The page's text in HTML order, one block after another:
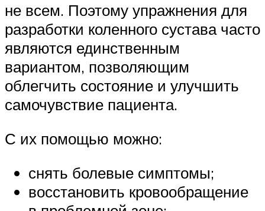
не всем. Поэтому упражнения для
разработки коленного сустава часто
являются единственным
вариантом, позволяющим
облегчить состояние и улучшить
самочувствие пациента.
С их помощью можно:
снять болевые симптомы;
восстановить кровообращение